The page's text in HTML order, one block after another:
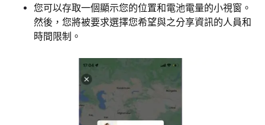
您可以存取一個顯示您的位置和電池電量的小視窗。
然後，您將被要求選擇您希望與之分享資訊的人員和
時間限制。